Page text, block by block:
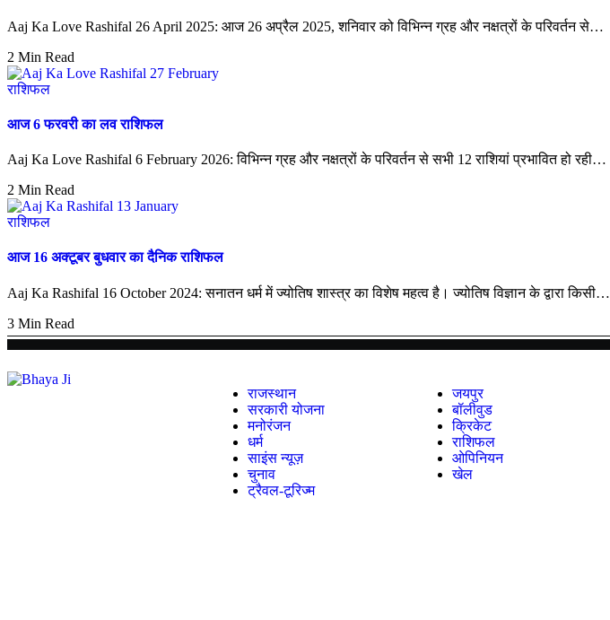
Aaj Ka Love Rashifal 26 April 2025: आज 26 अप्रैल 2025, शनिवार को विभिन्न ग्रह और नक्षत्रों के परिवर्तन से…
2 Min Read
राशिफल
आज 6 फरवरी का लव राशिफल
Aaj Ka Love Rashifal 6 February 2026: विभिन्न ग्रह और नक्षत्रों के परिवर्तन से सभी 12 राशियां प्रभावित हो रही…
2 Min Read
राशिफल
आज 16 अक्टूबर बुधवार का दैनिक राशिफल
Aaj Ka Rashifal 16 October 2024: सनातन धर्म में ज्योतिष शास्त्र का विशेष महत्व है। ज्योतिष विज्ञान के द्वारा किसी…
3 Min Read
राजस्थान
सरकारी योजना
मनोरंजन
धर्म
साइंस न्यूज़
चुनाव
ट्रैवल-टूरिज्म
जयपुर
बॉलीवुड
क्रिकेट
राशिफल
ओपिनियन
खेल